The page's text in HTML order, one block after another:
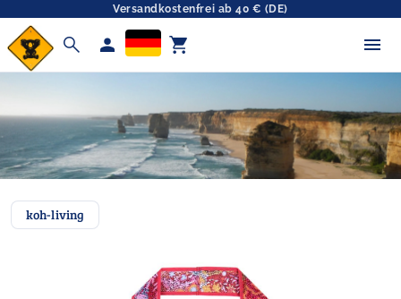
Versandkostenfrei ab 40 € (DE)
search person shopping_cart
koh-living